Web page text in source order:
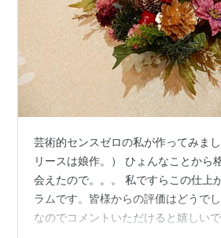
芸術的センスゼロの私が作ってみま
リースは娘作。） ひょんなことから
会えたので。。。 私ですらこの仕上
ラムです。皆様からの評価はどうで
なのでコメントいただけると嬉しいで